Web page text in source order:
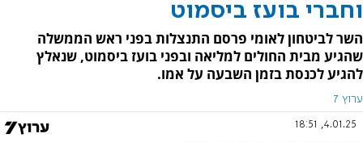
וחברי בועז ביסמוט
השר לביטחון לאומי פרסם התנצלות בפני ראש הממשלה
שהגיע מבית החולים למליאה ובפני בועז ביסמוט, שנאלץ
להגיע לכנסת בזמן השבעה על אמו.
ערוץ 7
4.01.25, 18:51